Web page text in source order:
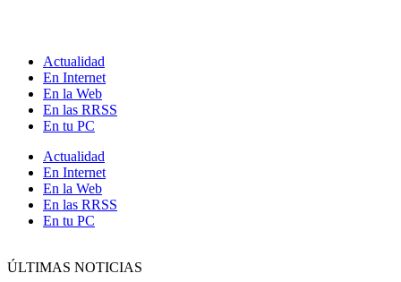
Actualidad
En Internet
En la Web
En las RRSS
En tu PC
Actualidad
En Internet
En la Web
En las RRSS
En tu PC
ÚLTIMAS NOTICIAS